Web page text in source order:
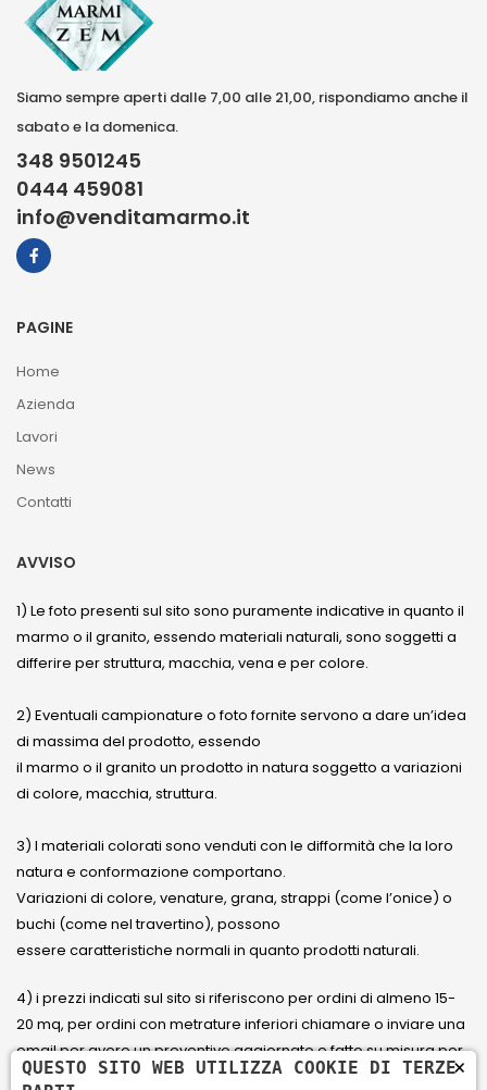
Siamo sempre aperti dalle 7,00 alle 21,00, rispondiamo anche il
sabato e la domenica.
348 9501245
0444 459081
info@venditamarmo.it
PAGINE
Home
Azienda
Lavori
News
Contatti
AVVISO
1) Le foto presenti sul sito sono puramente indicative in quanto il
marmo o il granito, essendo materiali naturali, sono soggetti a
differire per struttura, macchia, vena e per colore.
2) Eventuali campionature o foto fornite servono a dare un’idea
di massima del prodotto, essendo
il marmo o il granito un prodotto in natura soggetto a variazioni
di colore, macchia, struttura.
3) I materiali colorati sono venduti con le difformità che la loro
natura e conformazione comportano.
Variazioni di colore, venature, grana, strappi (come l’onice) o
buchi (come nel travertino), possono
essere caratteristiche normali in quanto prodotti naturali.
4) i prezzi indicati sul sito si riferiscono per ordini di almeno 15-
20 mq, per ordini con metrature inferiori chiamare o inviare una
email per avere un preventivo aggiornato e fatto su misura per
il cliente.
×
QUESTO SITO WEB UTILIZZA COOKIE DI TERZE